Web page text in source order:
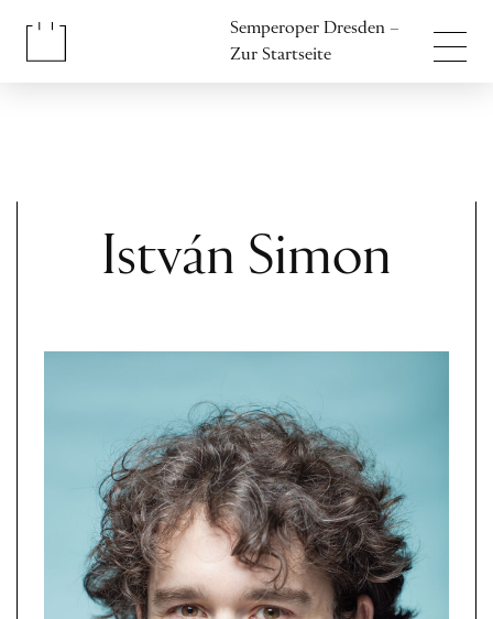
Semperoper Dresden –
Zur Startseite
István Simon